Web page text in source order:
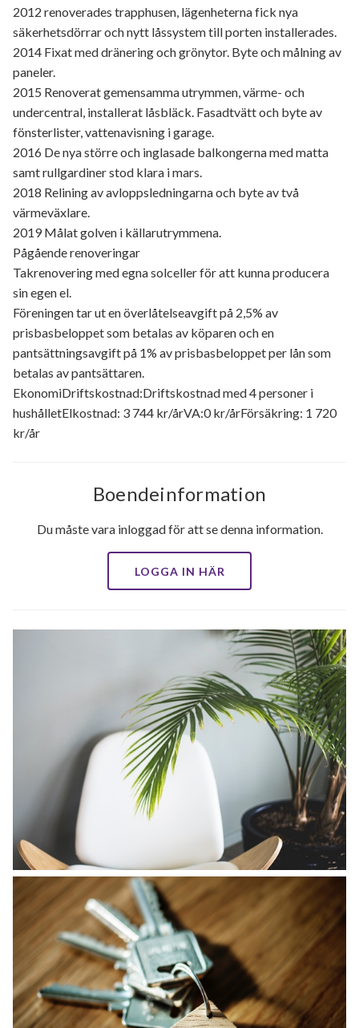
2012 renoverades trapphusen, lägenheterna fick nya
säkerhetsdörrar och nytt låssystem till porten installerades.
2014 Fixat med dränering och grönytor. Byte och målning av
paneler.
2015 Renoverat gemensamma utrymmen, värme- och
undercentral, installerat låsbläck. Fasadtvätt och byte av
fönsterlister, vattenavisning i garage.
2016 De nya större och inglasade balkongerna med matta
samt rullgardiner stod klara i mars.
2018 Relining av avloppsledningarna och byte av två
värmeväxlare.
2019 Målat golven i källarutrymmena.
Pågående renoveringar
Takrenovering med egna solceller för att kunna producera
sin egen el.
Föreningen tar ut en överlåtelseavgift på 2,5% av
prisbasbeloppet som betalas av köparen och en
pantsättningsavgift på 1% av prisbasbeloppet per lån som
betalas av pantsättaren.
EkonomiDriftskostnad:Driftskostnad med 4 personer i
hushålletElkostnad: 3 744 kr/årVA:0 kr/årFörsäkring: 1 720
kr/år
Boendeinformation
Du måste vara inloggad för att se denna information.
LOGGA IN HÄR